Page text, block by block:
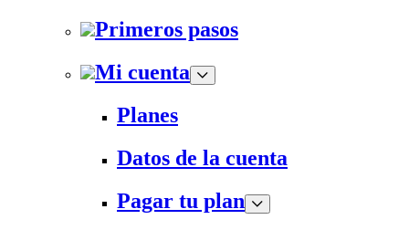
Primeros pasos
Mi cuenta
Planes
Datos de la cuenta
Pagar tu plan